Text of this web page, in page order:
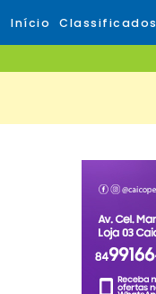
Início Classificados